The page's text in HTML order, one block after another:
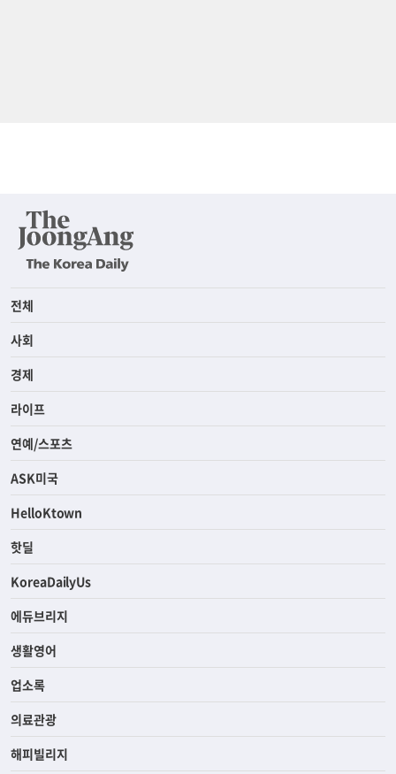
전체
사회
경제
라이프
연예/스포츠
ASK미국
HelloKtown
핫딜
KoreaDailyUs
에듀브리지
생활영어
업소록
의료관광
해피빌리지